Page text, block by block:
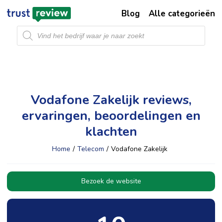
Producten
zoeken
Blog Alle categorieën
Vodafone Zakelijk reviews,
ervaringen, beoordelingen en
klachten
Home / Telecom / Vodafone Zakelijk
Bezoek de website